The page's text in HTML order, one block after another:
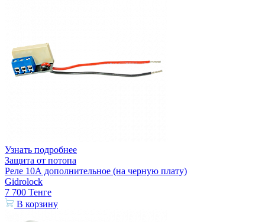
Узнать подробнее
Защита от потопа
Реле 10А дополнительное (на черную плату)
Gidrolock
7 700 Тенге
В корзину